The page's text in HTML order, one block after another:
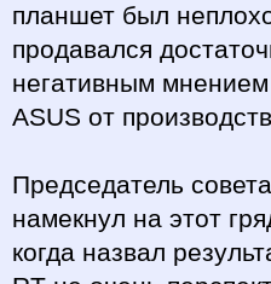
планшет был
продавался
негативным
ASUS от
Председатель
намекнул на этот
когда назвал